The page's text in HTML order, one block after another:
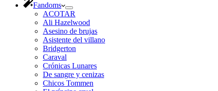
Fandoms
ACOTAR
Ali Hazelwood
Asesino de brujas
Asistente del villano
Bridgerton
Caraval
Crónicas Lunares
De sangre y cenizas
Chicos Tommen